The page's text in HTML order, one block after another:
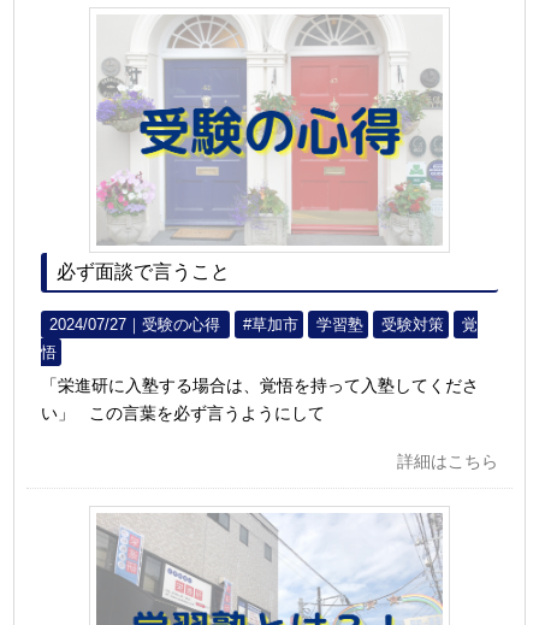
必ず面談で言うこと
2024/07/27｜受験の心得 #草加市 学習塾 受験対策
覚
悟
「栄進研に入塾する場合は、覚悟を持って入塾してくださ
い」 この言葉を必ず言うようにして
詳細はこちら